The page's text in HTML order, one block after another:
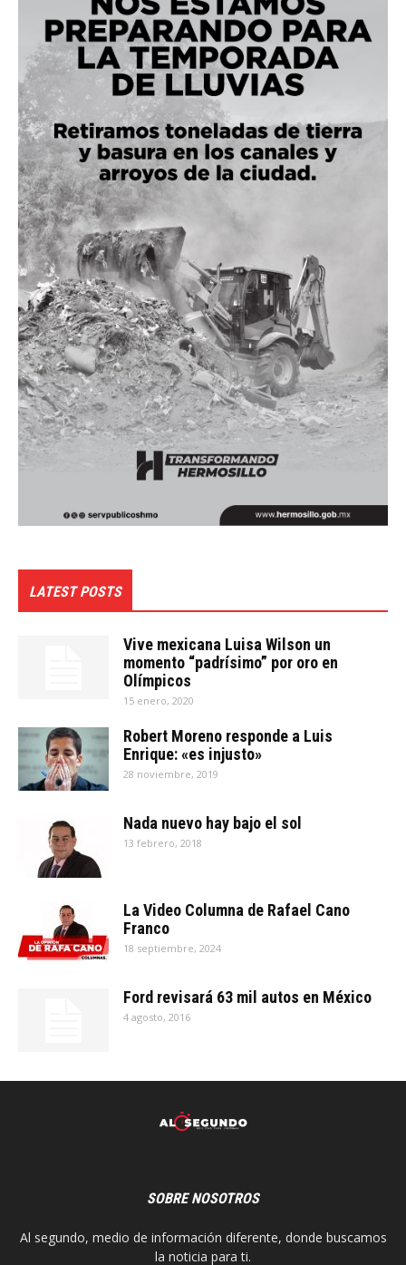
LATEST POSTS
Vive mexicana Luisa Wilson un
momento “padrísimo” por oro en
Olímpicos
15 enero, 2020
Robert Moreno responde a Luis
Enrique: «es injusto»
28 noviembre, 2019
Nada nuevo hay bajo el sol
13 febrero, 2018
La Video Columna de Rafael Cano
Franco
18 septiembre, 2024
Ford revisará 63 mil autos en México
4 agosto, 2016
SOBRE NOSOTROS
Al segundo, medio de información diferente, donde buscamos
la noticia para ti.